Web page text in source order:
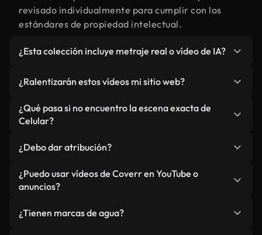
revisado individualmente para cumplir con los
estándares de propiedad intelectual.
¿Esta colección incluye metraje real o vídeo de IA?
relacionado con Celular y vídeos generados por IA.
Todo está claramente etiquetado.
¿Ralentizarán estos vídeos mi sitio web?
No si selecciona nuestras versiones optimizadas
para web, diseñadas específicamente para uso de
métricas como LCP.
¿Qué pasa si no encuentro la escena exacta de
Celular?
Studio. Describe la escena, como "Celular al
atardecer", y la IA la generará en segundos
conforme a nuestros estándares.
¿Debo dar atribución?
No es necesario. Todos los vídeos en nuestra
biblioteca son royalty-free, aunque siempre se
¿Puedo usar vídeos de Coverr en YouTube o
anuncios?
monetizados y anuncios, siempre que no se
¿Tienen marcas de agua?